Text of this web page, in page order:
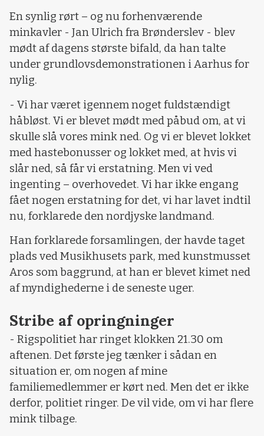
En synlig rørt – og nu forhenværende
minkavler - Jan Ulrich fra Brønderslev - blev
mødt af dagens største bifald, da han talte
under grundlovsdemonstrationen i Aarhus for
nylig.
- Vi har været igennem noget fuldstændigt
håbløst. Vi er blevet mødt med påbud om, at vi
skulle slå vores mink ned. Og vi er blevet lokket
med hastebonusser og lokket med, at hvis vi
slår ned, så får vi erstatning. Men vi ved
ingenting – overhovedet. Vi har ikke engang
fået nogen erstatning for det, vi har lavet indtil
nu, forklarede den nordjyske landmand.
Han forklarede forsamlingen, der havde taget
plads ved Musikhusets park, med kunstmusset
Aros som baggrund, at han er blevet kimet ned
af myndighederne i de seneste uger.
Stribe af opringninger
- Rigspolitiet har ringet klokken 21.30 om
aftenen. Det første jeg tænker i sådan en
situation er, om nogen af mine
familiemedlemmer er kørt ned. Men det er ikke
derfor, politiet ringer. De vil vide, om vi har flere
mink tilbage.